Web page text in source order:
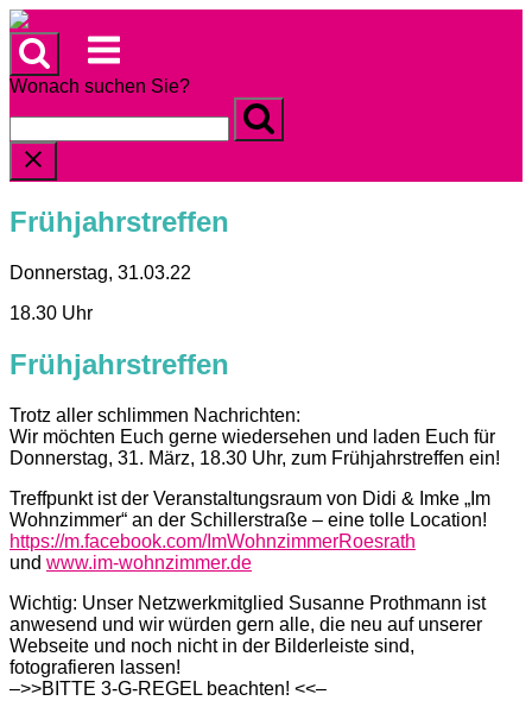
Skip
to
content
Menu
Wonach suchen Sie?
Frühjahrstreffen
Donnerstag, 31.03.22
18.30 Uhr
Frühjahrstreffen
Trotz aller schlimmen Nachrichten:
Wir möchten Euch gerne wiedersehen und laden Euch für
Donnerstag, 31. März, 18.30 Uhr, zum Frühjahrstreffen ein!
Treffpunkt ist der Veranstaltungsraum von Didi & Imke „Im
Wohnzimmer“ an der Schillerstraße – eine tolle Location!
https://m.facebook.com/ImWohnzimmerRoesrath
und www.im-wohnzimmer.de
Wichtig: Unser Netzwerkmitglied Susanne Prothmann ist
anwesend und wir würden gern alle, die neu auf unserer
Webseite und noch nicht in der Bilderleiste sind,
fotografieren lassen!
–>>BITTE 3-G-REGEL beachten! <<–